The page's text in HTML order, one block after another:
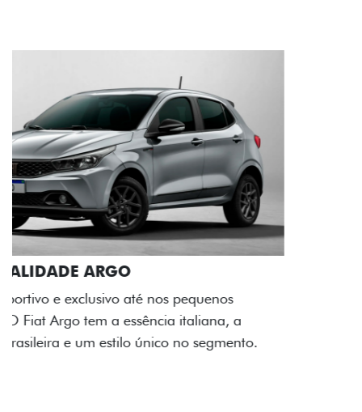
ACABAMENTO E DESIGN INTERNO
A flag italiana e o novo logo Fiat também aparecem
no interior do carro, que possui acabamento
impecável e detalhes escurecidos.